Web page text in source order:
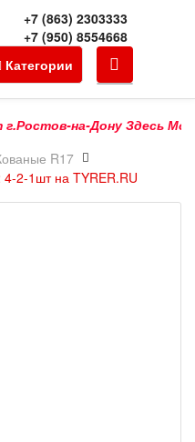
+7 (863) 2303333
+7 (950) 8554668
Категории
на-Дону Здесь
R17
2-1шт на TYRER.RU